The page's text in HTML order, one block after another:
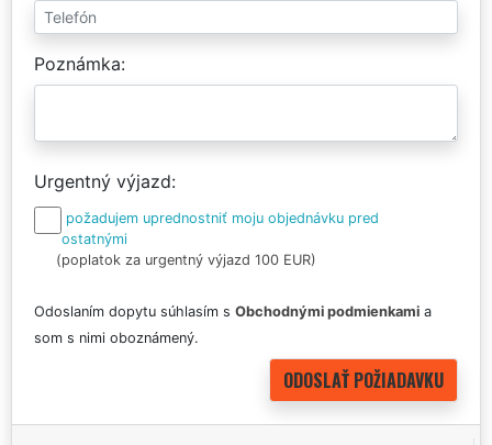
Poznámka
Urgentný výjazd
požadujem uprednostniť moju objednávku pred
ostatnými
(poplatok za urgentný výjazd 100 EUR)
Odoslaním dopytu súhlasím s Obchodnými podmienkami a
som s nimi oboznámený.